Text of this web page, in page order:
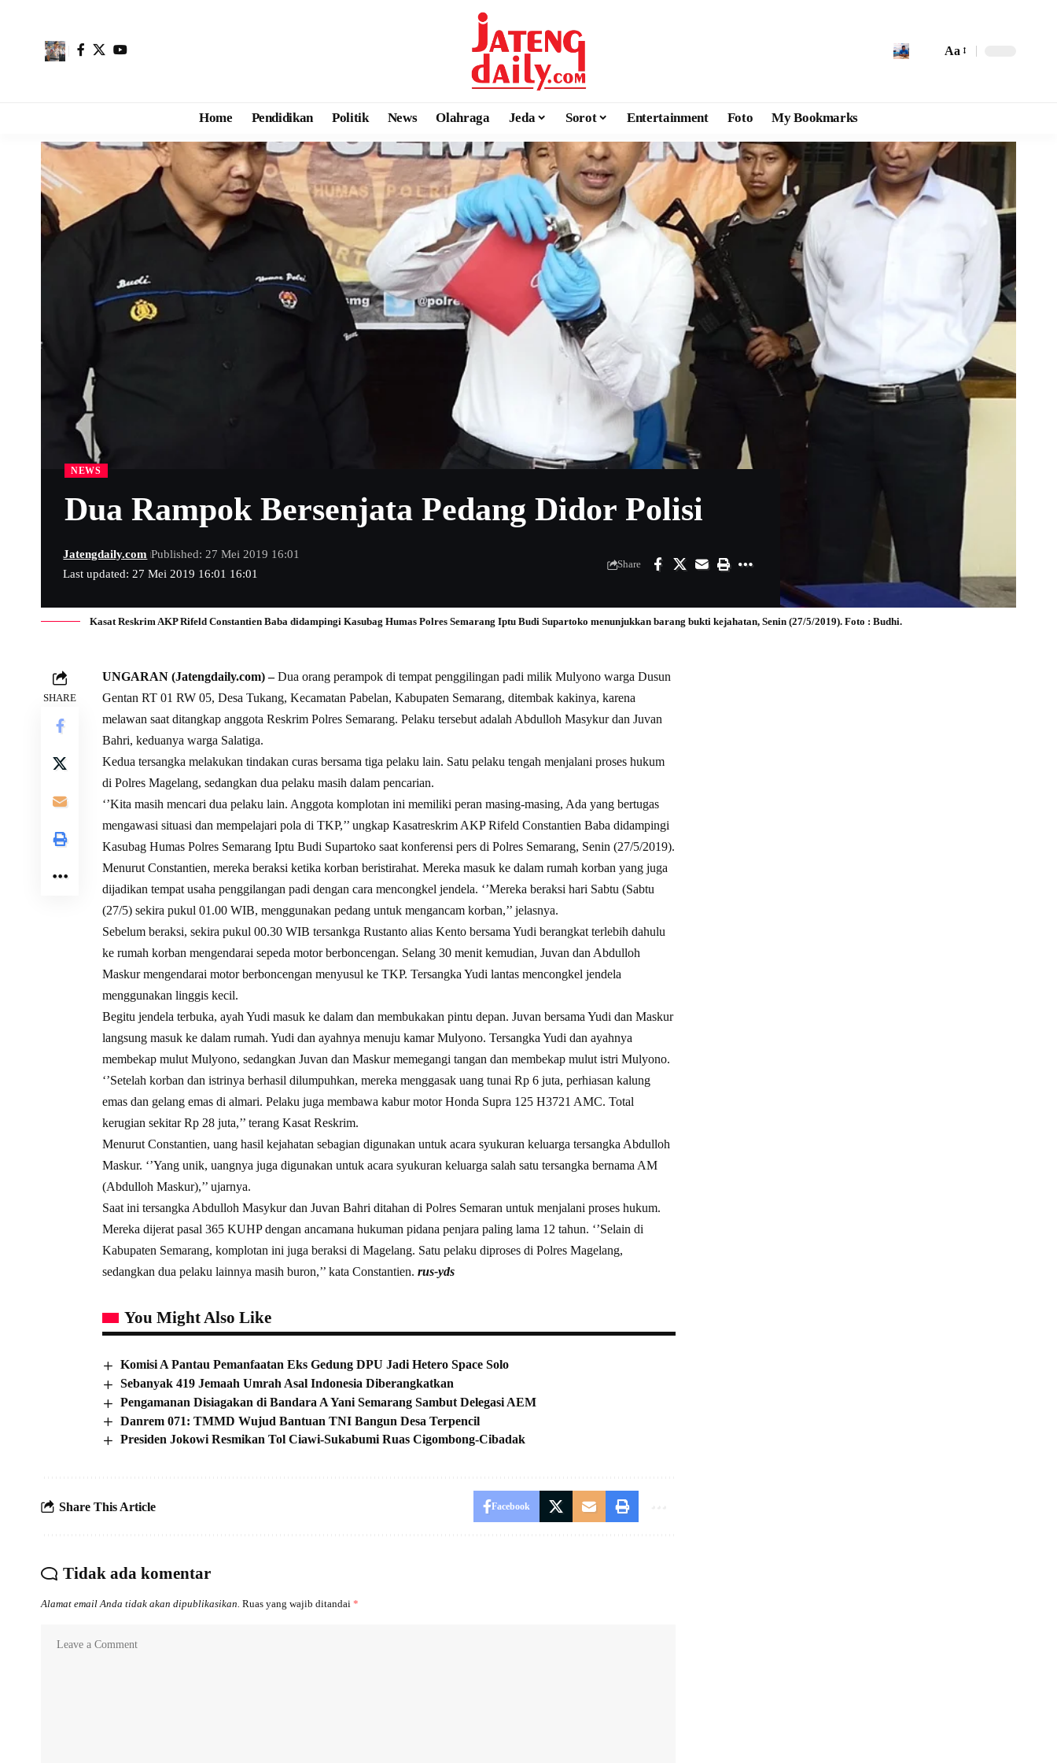
Aa
Home Pendidikan Politik News Olahraga Jeda Sorot Entertainment Foto My Bookmarks
NEWS
Dua Rampok Bersenjata Pedang Didor Polisi
Last updated: 27 Mei 2019 16:01 16:01
Jatengdaily.com Published: 27 Mei 2019 16:01
Share
Kasat Reskrim AKP Rifeld Constantien Baba didampingi Kasubag Humas Polres Semarang Iptu Budi Supartoko menunjukkan barang bukti kejahatan, Senin (27/5/2019). Foto : Budhi.
SHARE
UNGARAN (Jatengdaily.com) –Dua orang perampok di tempat penggilingan padi milik Mulyono warga Dusun
Gentan RT 01 RW 05, Desa Tukang, Kecamatan Pabelan, Kabupaten Semarang, ditembak kakinya, karena
melawan saat ditangkap anggota Reskrim Polres Semarang. Pelaku tersebut adalah Abdulloh Masykur dan Juvan
Bahri, keduanya warga Salatiga.
Kedua tersangka melakukan tindakan curas bersama tiga pelaku lain. Satu pelaku tengah menjalani proses hukum
di Polres Magelang, sedangkan dua pelaku masih dalam pencarian.
‘’Kita masih mencari dua pelaku lain. Anggota komplotan ini memiliki peran masing-masing, Ada yang bertugas
mengawasi situasi dan mempelajari pola di TKP,’’ ungkap Kasatreskrim AKP Rifeld Constantien Baba didampingi
Kasubag Humas Polres Semarang Iptu Budi Supartoko saat konferensi pers di Polres Semarang, Senin (27/5/2019).
Menurut Constantien, mereka beraksi ketika korban beristirahat. Mereka masuk ke dalam rumah korban yang juga
dijadikan tempat usaha penggilangan padi dengan cara mencongkel jendela. ‘’Mereka beraksi hari Sabtu (Sabtu
(27/5) sekira pukul 01.00 WIB, menggunakan pedang untuk mengancam korban,’’ jelasnya.
Sebelum beraksi, sekira pukul 00.30 WIB tersankga Rustanto alias Kento bersama Yudi berangkat terlebih dahulu
ke rumah korban mengendarai sepeda motor berboncengan. Selang 30 menit kemudian, Juvan dan Abdulloh
Maskur mengendarai motor berboncengan menyusul ke TKP. Tersangka Yudi lantas mencongkel jendela
menggunakan linggis kecil.
Begitu jendela terbuka, ayah Yudi masuk ke dalam dan membukakan pintu depan. Juvan bersama Yudi dan Maskur
langsung masuk ke dalam rumah. Yudi dan ayahnya menuju kamar Mulyono. Tersangka Yudi dan ayahnya
membekap mulut Mulyono, sedangkan Juvan dan Maskur memegangi tangan dan membekap mulut istri Mulyono.
‘’Setelah korban dan istrinya berhasil dilumpuhkan, mereka menggasak uang tunai Rp 6 juta, perhiasan kalung
emas dan gelang emas di almari. Pelaku juga membawa kabur motor Honda Supra 125 H3721 AMC. Total
kerugian sekitar Rp 28 juta,’’ terang Kasat Reskrim.
Menurut Constantien, uang hasil kejahatan sebagian digunakan untuk acara syukuran keluarga tersangka Abdulloh
Maskur. ‘’Yang unik, uangnya juga digunakan untuk acara syukuran keluarga salah satu tersangka bernama AM
(Abdulloh Maskur),’’ ujarnya.
Saat ini tersangka Abdulloh Masykur dan Juvan Bahri ditahan di Polres Semaran untuk menjalani proses hukum.
Mereka dijerat pasal 365 KUHP dengan ancamana hukuman pidana penjara paling lama 12 tahun. ‘’Selain di
Kabupaten Semarang, komplotan ini juga beraksi di Magelang. Satu pelaku diproses di Polres Magelang,
sedangkan dua pelaku lainnya masih buron,’’ kata Constantien. rus-yds
You Might Also Like
Komisi A Pantau Pemanfaatan Eks Gedung DPU Jadi Hetero Space Solo
Sebanyak 419 Jemaah Umrah Asal Indonesia Diberangkatkan
Pengamanan Disiagakan di Bandara A Yani Semarang Sambut Delegasi AEM
Danrem 071: TMMD Wujud Bantuan TNI Bangun Desa Terpencil
Presiden Jokowi Resmikan Tol Ciawi-Sukabumi Ruas Cigombong-Cibadak
Share This Article Facebook
Tidak ada komentar
Alamat email Anda tidak akan dipublikasikan. Ruas yang wajib ditandai *